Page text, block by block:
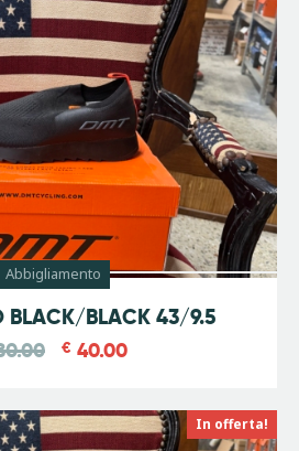
Abbigliamento
BLACK/BLACK 43/9.5
€ 40.00
In offerta!